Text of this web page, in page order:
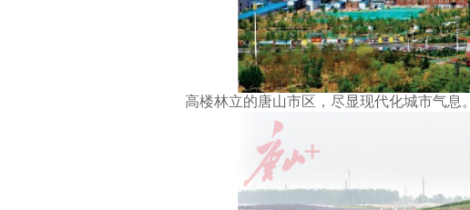
高楼林立的唐山市区，尽显现代化城市气息。